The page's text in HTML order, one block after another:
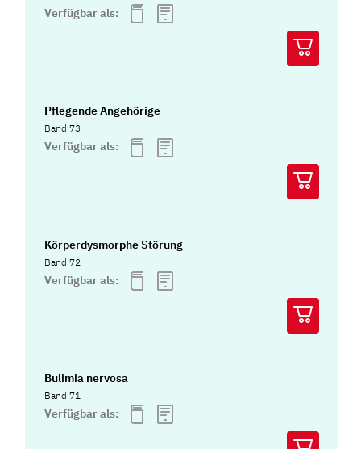
Verfügbar als:
Pflegende Angehörige
Band 73
Verfügbar als:
Körperdysmorphe Störung
Band 72
Verfügbar als:
Bulimia nervosa
Band 71
Verfügbar als: